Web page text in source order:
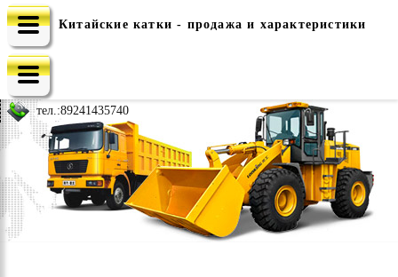
e-mail: china-spec@inbox.ru
тел.:89241435740
Китайские катки - продажа и характеристики